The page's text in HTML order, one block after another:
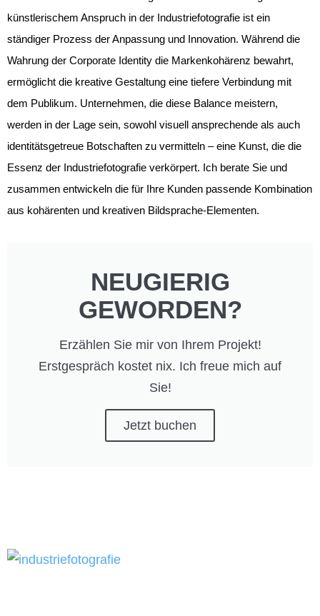
künstlerischem Anspruch in der Industriefotografie ist ein
ständiger Prozess der Anpassung und Innovation. Während die
Wahrung der Corporate Identity die Markenkohärenz bewahrt,
ermöglicht die kreative Gestaltung eine tiefere Verbindung mit
dem Publikum. Unternehmen, die diese Balance meistern,
werden in der Lage sein, sowohl visuell ansprechende als auch
identitätsgetreue Botschaften zu vermitteln – eine Kunst, die die
Essenz der Industriefotografie verkörpert. Ich berate Sie und
zusammen entwickeln die für Ihre Kunden passende Kombination
aus kohärenten und kreativen Bildsprache-Elementen.
NEUGIERIG
GEWORDEN?
Erzählen Sie mir von Ihrem Projekt!
Erstgespräch kostet nix. Ich freue mich auf
Sie!
Jetzt buchen